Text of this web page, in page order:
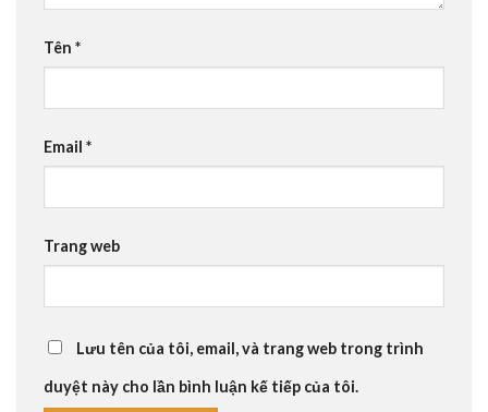
Tên *
Email *
Trang web
Lưu tên của tôi, email, và trang web trong trình
duyệt này cho lần bình luận kế tiếp của tôi.